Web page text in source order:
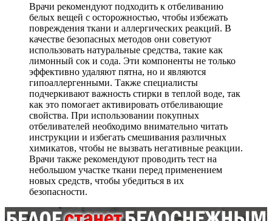
Врачи рекомендуют подходить к отбеливанию
белых вещей с осторожностью, чтобы избежать
повреждения ткани и аллергических реакций. В
качестве безопасных методов они советуют
использовать натуральные средства, такие как
лимонный сок и сода. Эти компоненты не только
эффективно удаляют пятна, но и являются
гипоаллергенными. Также специалисты
подчеркивают важность стирки в теплой воде, так
как это помогает активировать отбеливающие
свойства. При использовании покупных
отбеливателей необходимо внимательно читать
инструкции и избегать смешивания различных
химикатов, чтобы не вызвать негативные реакции.
Врачи также рекомендуют проводить тест на
небольшом участке ткани перед применением
новых средств, чтобы убедиться в их
безопасности.